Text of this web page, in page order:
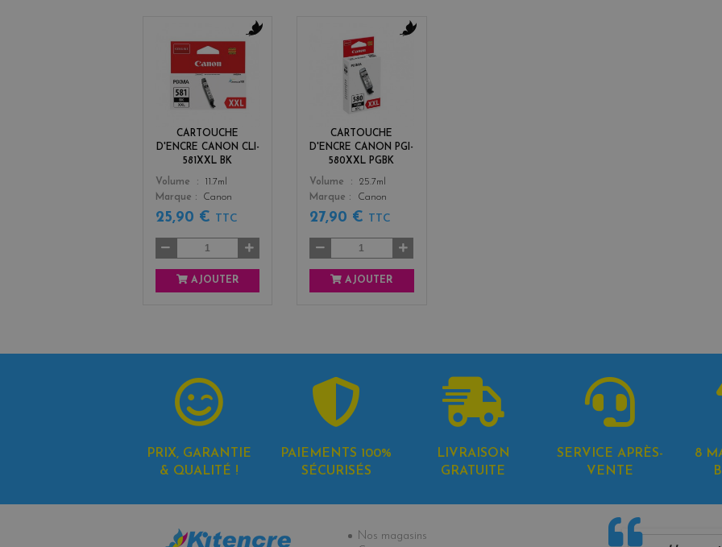
CARTOUCHE
D'ENCRE CANON CLI-
581XXL BK
Color
k
Volume
11.7ml
Marque
Canon
25,90 € TTC
AJOUTER
CARTOUCHE
D'ENCRE CANON PGI-
580XXL PGBK
Color
Volume
25.7ml
Marque
Canon
27,90 € TTC
AJOUTER
PRIX, GARANTIE
& QUALITÉ !
PAIEMENTS 100%
SÉCURISÉS
LIVRAISON
GRATUITE
SERVICE APRÈS-
VENTE
8
Informations
Nos magasins